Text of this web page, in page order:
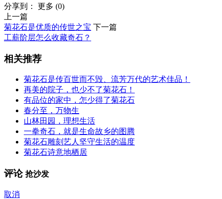
分享到： 更多 (0)
上一篇
菊花石是优质的传世之宝 下一篇
工薪阶层怎么收藏奇石？
相关推荐
菊花石是传百世而不毁、流芳万代的艺术佳品！
再美的院子，也少不了菊花石！
有品位的家中，怎少得了菊花石
春分至，万物生
山林田园，理想生活
一拳奇石，就是生命故乡的图腾
菊花石雕刻艺人坚守生活的温度
菊花石诗意地栖居
评论 抢沙发
取消